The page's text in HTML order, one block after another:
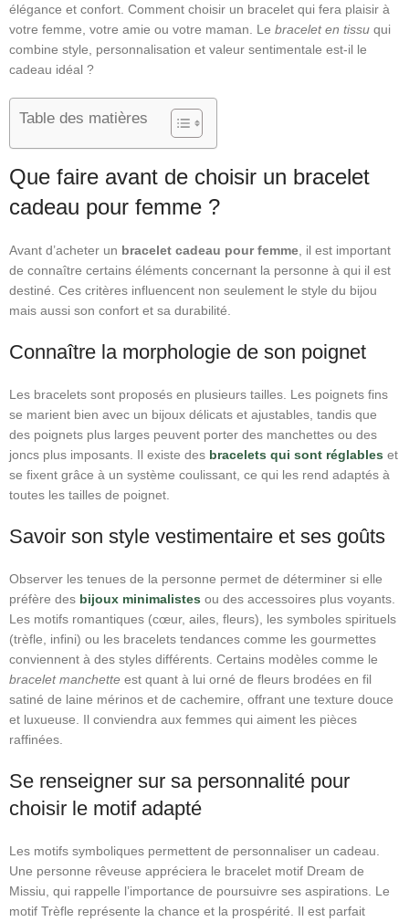
élégance et confort. Comment choisir un bracelet qui fera plaisir à
votre femme, votre amie ou votre maman. Le bracelet en tissu qui
combine style, personnalisation et valeur sentimentale est-il le
cadeau idéal ?
Table des matières
Que faire avant de choisir un bracelet
cadeau pour femme ?
Avant d’acheter un bracelet cadeau pour femme , il est important
de connaître certains éléments concernant la personne à qui il est
destiné. Ces critères influencent non seulement le style du bijou
mais aussi son confort et sa durabilité.
Connaître la morphologie de son poignet
Les bracelets sont proposés en plusieurs tailles. Les poignets fins
se marient bien avec un bijoux délicats et ajustables, tandis que
des poignets plus larges peuvent porter des manchettes ou des
joncs plus imposants. Il existe des bracelets qui sont réglables et
se fixent grâce à un système coulissant, ce qui les rend adaptés à
toutes les tailles de poignet.
Savoir son style vestimentaire et ses goûts
Observer les tenues de la personne permet de déterminer si elle
préfère des bijoux minimalistes ou des accessoires plus voyants.
Les motifs romantiques (cœur, ailes, fleurs), les symboles spirituels
(trèfle, infini) ou les bracelets tendances comme les gourmettes
conviennent à des styles différents. Certains modèles comme le
bracelet manchette est quant à lui orné de fleurs brodées en fil
satiné de laine mérinos et de cachemire, offrant une texture douce
et luxueuse. Il conviendra aux femmes qui aiment les pièces
raffinées.
Se renseigner sur sa personnalité pour
choisir le motif adapté
Les motifs symboliques permettent de personnaliser un cadeau.
Une personne rêveuse appréciera le bracelet motif Dream de
Missiu, qui rappelle l’importance de poursuivre ses aspirations. Le
motif Trèfle représente la chance et la prospérité. Il est parfait